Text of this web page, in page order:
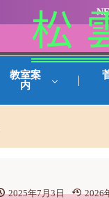
松
教室案
内
2025年7月3日 2026